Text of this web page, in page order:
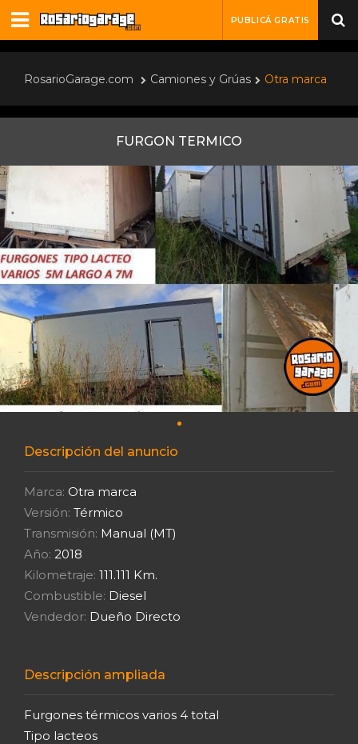
PUBLICÁ GRATIS
RosarioGarage.com Camiones y Grúas Otra marca
FURGON TERMICO
Descripción del anuncio
Marca: Otra marca
Versión: Térmico
Transmisión: Manual (MT)
Año: 2018
Kilometraje: 111.111 Km.
Combustible: Diesel
Vendedor: Dueño Directo
Descripción ampliada
Furgones térmicos varios 4 total
Tipo lacteos